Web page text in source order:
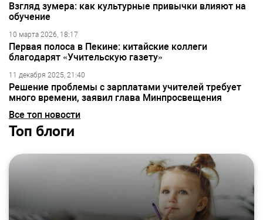
Взгляд зумера: как культурные привычки влияют на
обучение
10 марта 2026, 18:17
Первая полоса в Пекине: китайские коллеги
благодарят «Учительскую газету»
11 декабря 2025, 21:40
Решение проблемы с зарплатами учителей требует
много времени, заявил глава Минпросвещения
Все топ новости
Топ блоги